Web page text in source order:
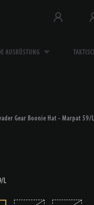
AUSRÜSTUNG
Gear Boonie Hat - Marpat 59/L
L